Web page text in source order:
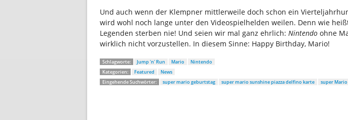
Und auch wenn der Klempner mittlerweile doch schon ein
wird wohl noch lange unter den Videospielhelden weilen. Denn wie
Legenden sterben nie! Und seien wir mal ganz ehrlich: Nintendo ohne
wirklich nicht vorzustellen. In diesem Sinne: Happy Birthday, Mario!
Schlagworte: Jump 'n' Run Mario
Nintendo
Kategorien:
Featured
News
Eingehende Suchwörter:
super mario geburtstag super mario sunshine piazza delfino karte super